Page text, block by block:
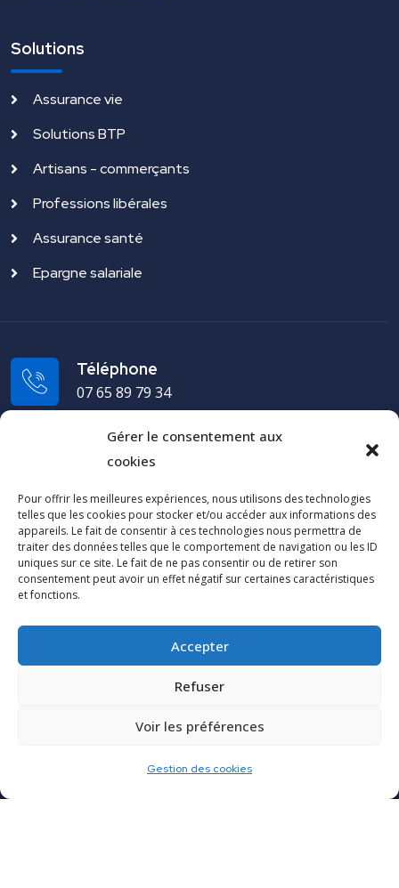
Gérer le consentement aux
cookies
Pour offrir les meilleures expériences, nous utilisons des technologies
telles que les cookies pour stocker et/ou accéder aux informations des
appareils. Le fait de consentir à ces technologies nous permettra de
traiter des données telles que le comportement de navigation ou les ID
uniques sur ce site. Le fait de ne pas consentir ou de retirer son
consentement peut avoir un effet négatif sur certaines caractéristiques
et fonctions.
Accepter
Refuser
Voir les préférences
Gestion des cookies
Solutions
Assurance vie
Solutions BTP
Artisans - commerçants
Professions libérales
Assurance santé
Epargne salariale
Téléphone
07 65 89 79 34
Adresse
19 rue du Puech Radier 34970 Lattes - FRANCE
Cap Arco
Contactez-nous